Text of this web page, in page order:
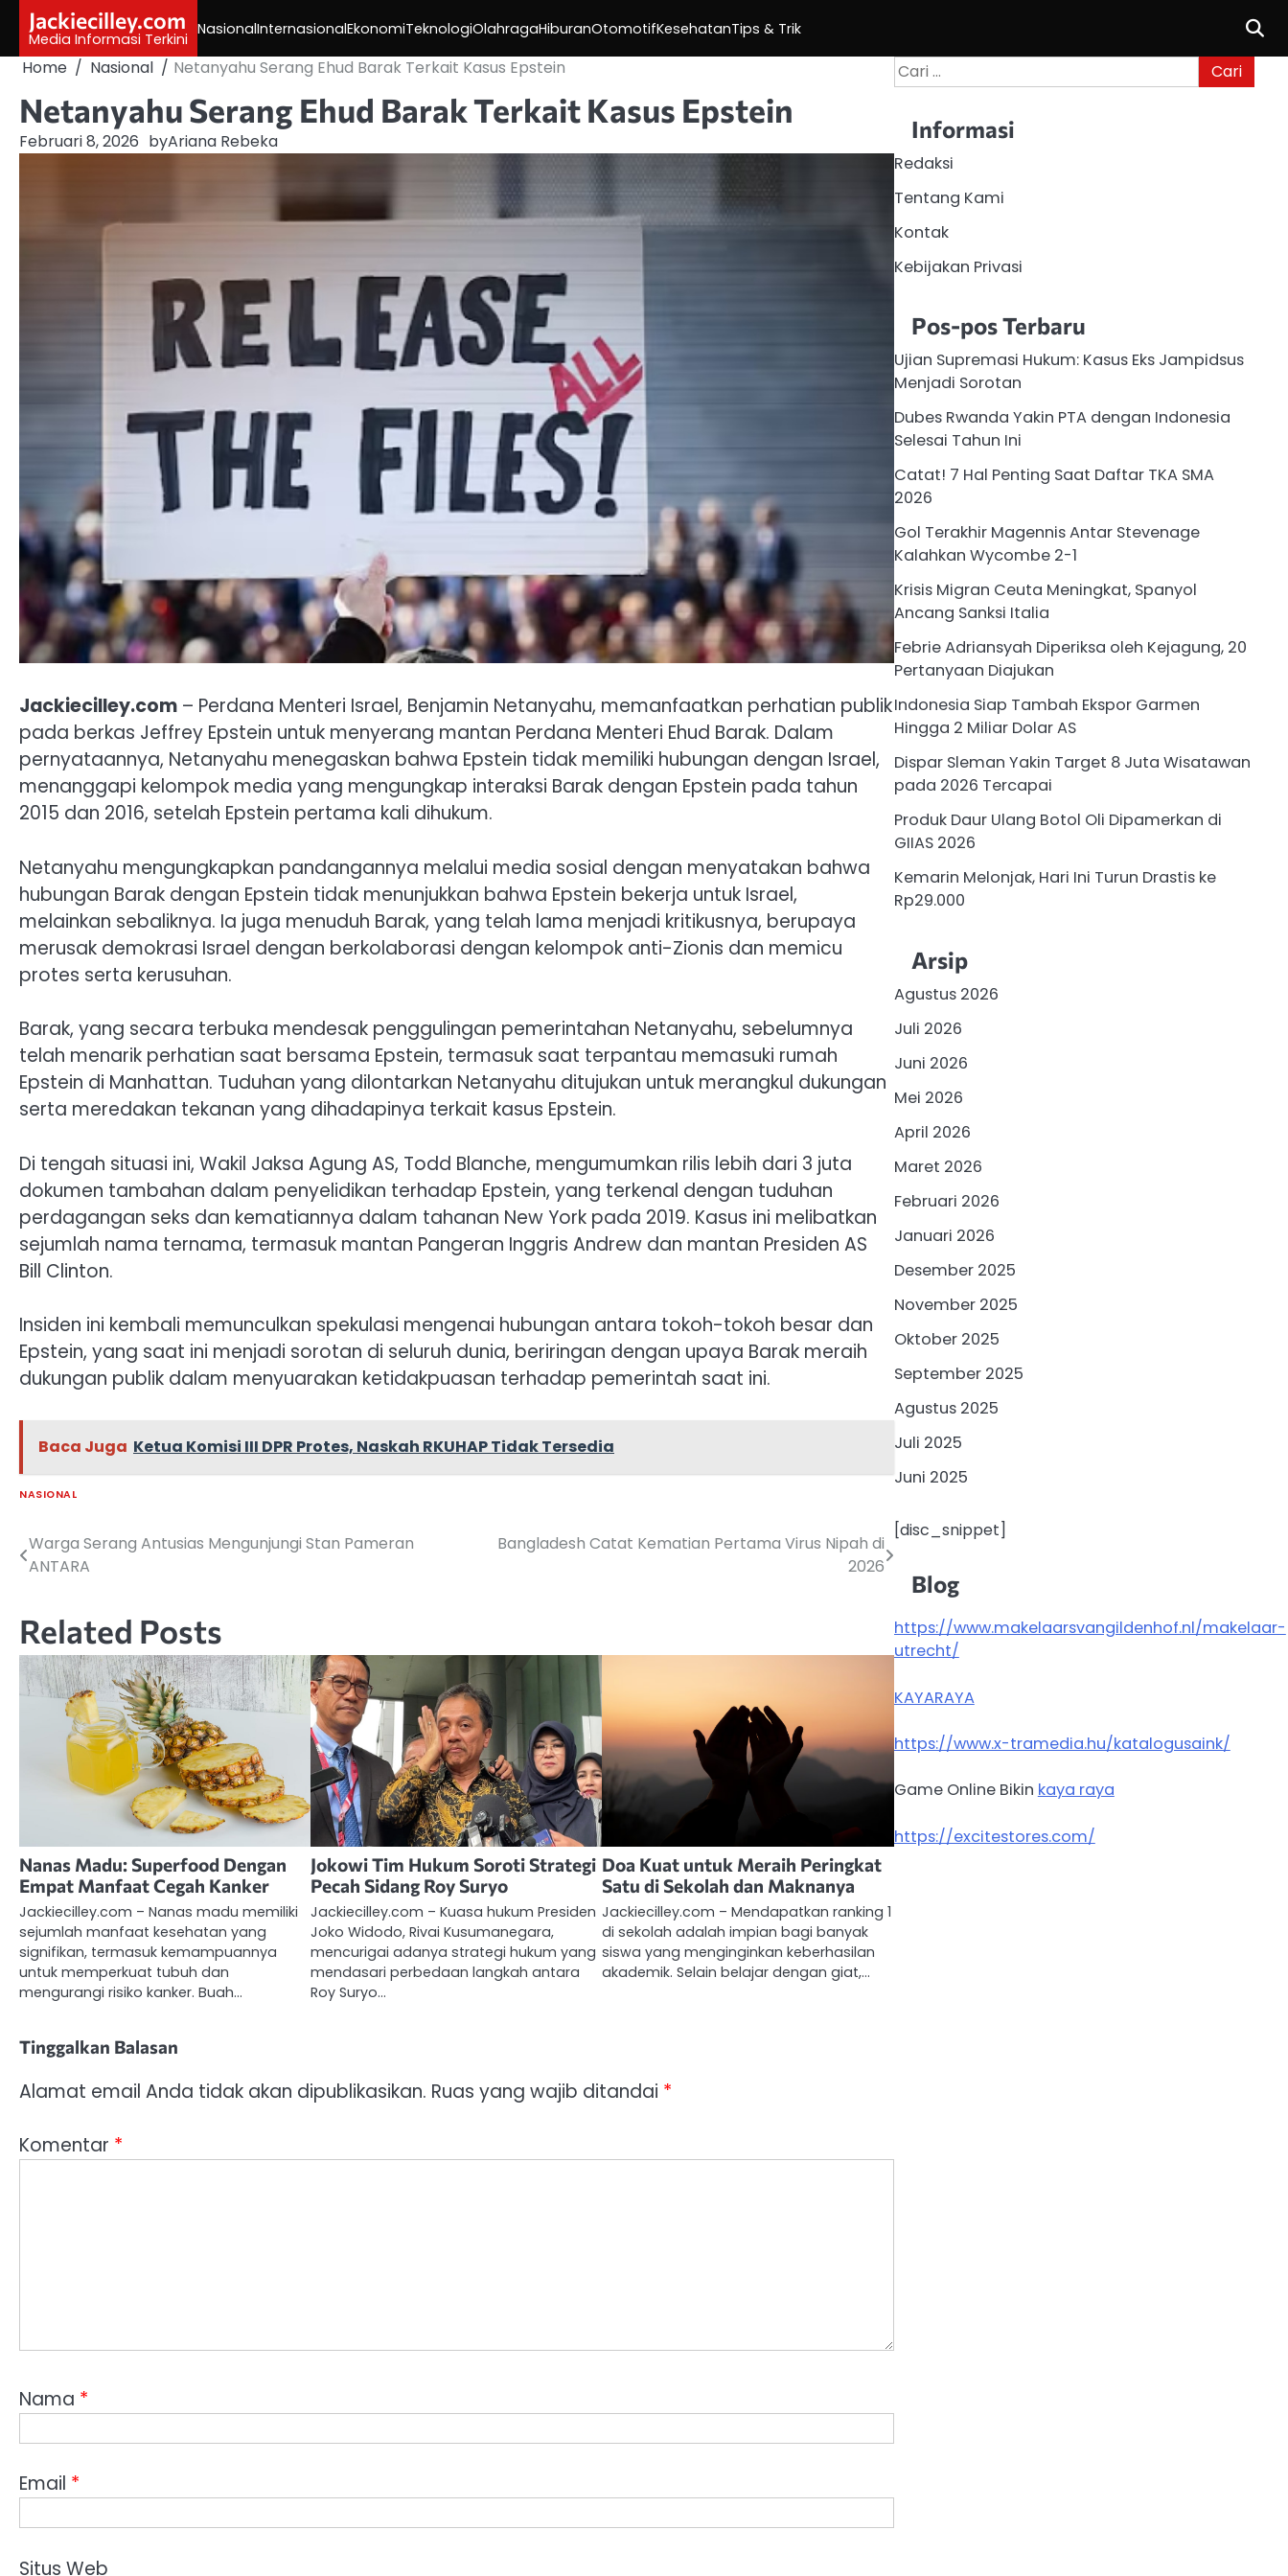
content
Jackiecilley.com
Media Informasi Terkini
NasionalInternasionalEkonomiTeknologiOlahragaHiburanOtomotifKesehatanTips & Trik
Home Nasional Netanyahu Serang Ehud Barak Terkait Kasus Epstein
Netanyahu Serang Ehud Barak Terkait Kasus Epstein
Februari 8, 2026 byAriana Rebeka
Jackiecilley.com – Perdana Menteri Israel, Benjamin Netanyahu, memanfaatkan perhatian publik
pada berkas Jeffrey Epstein untuk menyerang mantan Perdana Menteri Ehud Barak. Dalam
pernyataannya, Netanyahu menegaskan bahwa Epstein tidak memiliki hubungan dengan Israel,
menanggapi kelompok media yang mengungkap interaksi Barak dengan Epstein pada tahun
2015 dan 2016, setelah Epstein pertama kali dihukum.
Netanyahu mengungkapkan pandangannya melalui media sosial dengan menyatakan bahwa
hubungan Barak dengan Epstein tidak menunjukkan bahwa Epstein bekerja untuk Israel,
melainkan sebaliknya. Ia juga menuduh Barak, yang telah lama menjadi kritikusnya, berupaya
merusak demokrasi Israel dengan berkolaborasi dengan kelompok anti-Zionis dan memicu
protes serta kerusuhan.
Barak, yang secara terbuka mendesak penggulingan pemerintahan Netanyahu, sebelumnya
telah menarik perhatian saat bersama Epstein, termasuk saat terpantau memasuki rumah
Epstein di Manhattan. Tuduhan yang dilontarkan Netanyahu ditujukan untuk merangkul dukungan
serta meredakan tekanan yang dihadapinya terkait kasus Epstein.
Di tengah situasi ini, Wakil Jaksa Agung AS, Todd Blanche, mengumumkan rilis lebih dari 3 juta
dokumen tambahan dalam penyelidikan terhadap Epstein, yang terkenal dengan tuduhan
perdagangan seks dan kematiannya dalam tahanan New York pada 2019. Kasus ini melibatkan
sejumlah nama ternama, termasuk mantan Pangeran Inggris Andrew dan mantan Presiden AS
Bill Clinton.
Insiden ini kembali memunculkan spekulasi mengenai hubungan antara tokoh-tokoh besar dan
Epstein, yang saat ini menjadi sorotan di seluruh dunia, beriringan dengan upaya Barak meraih
dukungan publik dalam menyuarakan ketidakpuasan terhadap pemerintah saat ini.
Baca Juga Ketua Komisi III DPR Protes, Naskah RKUHAP Tidak Tersedia
NASIONAL
Navigasi
Warga Serang Antusias Mengunjungi Stan Pameran
ANTARA
Bangladesh Catat Kematian Pertama Virus Nipah di
2026
Related Posts
Nanas Madu: Superfood Dengan
Empat Manfaat Cegah Kanker
Jackiecilley.com – Nanas madu memiliki
sejumlah manfaat kesehatan yang
signifikan, termasuk kemampuannya
untuk memperkuat tubuh dan
mengurangi risiko kanker. Buah…
Jokowi Tim Hukum Soroti Strategi
Pecah Sidang Roy Suryo
Jackiecilley.com – Kuasa hukum Presiden
Joko Widodo, Rivai Kusumanegara,
mencurigai adanya strategi hukum yang
mendasari perbedaan langkah antara
Roy Suryo…
Doa Kuat untuk Meraih Peringkat
Satu di Sekolah dan Maknanya
Jackiecilley.com – Mendapatkan ranking 1
di sekolah adalah impian bagi banyak
siswa yang menginginkan keberhasilan
akademik. Selain belajar dengan giat,…
Tinggalkan Balasan
Alamat email Anda tidak akan dipublikasikan. Ruas yang wajib ditandai *
Komentar *
Nama *
Email *
Situs Web
Cari
untuk:
Informasi
Redaksi
Tentang Kami
Kontak
Kebijakan Privasi
Pos-pos Terbaru
Ujian Supremasi Hukum: Kasus Eks Jampidsus
Menjadi Sorotan
Dubes Rwanda Yakin PTA dengan Indonesia
Selesai Tahun Ini
Catat! 7 Hal Penting Saat Daftar TKA SMA
2026
Gol Terakhir Magennis Antar Stevenage
Kalahkan Wycombe 2-1
Krisis Migran Ceuta Meningkat, Spanyol
Ancang Sanksi Italia
Febrie Adriansyah Diperiksa oleh Kejagung, 20
Pertanyaan Diajukan
Indonesia Siap Tambah Ekspor Garmen
Hingga 2 Miliar Dolar AS
Dispar Sleman Yakin Target 8 Juta Wisatawan
pada 2026 Tercapai
Produk Daur Ulang Botol Oli Dipamerkan di
GIIAS 2026
Kemarin Melonjak, Hari Ini Turun Drastis ke
Rp29.000
Arsip
Agustus 2026
Juli 2026
Juni 2026
Mei 2026
April 2026
Maret 2026
Februari 2026
Januari 2026
Desember 2025
November 2025
Oktober 2025
September 2025
Agustus 2025
Juli 2025
Juni 2025
[disc_snippet]
Blog
https://www.makelaarsvangildenhof.nl/makelaar-
utrecht/
KAYARAYA
https://www.x-tramedia.hu/katalogusaink/
Game Online Bikin kaya raya
https://excitestores.com/